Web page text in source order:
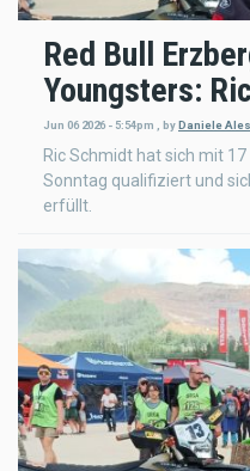
Red Bull
Youngsters:
Jun 06 2026 - 5:54pm , byDaniele
Ric Schmidt hat sich mit
Sonntag qualifiziert und
erfüllt.